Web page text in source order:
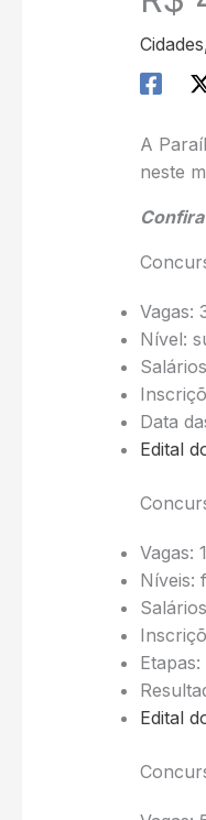
Cidades
A
neste
Vagas:
Nível:
Data
Edital
Vagas:
Níveis:
Edital